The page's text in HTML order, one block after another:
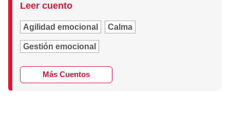
Leer cuento
Agilidad emocional Calma
Gestión emocional
Más Cuentos